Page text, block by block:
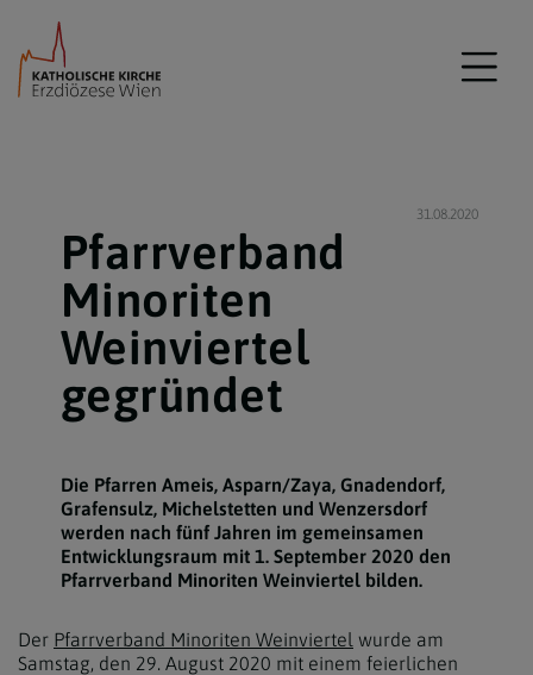
31.08.2020
Pfarrverband
Minoriten
Weinviertel
gegründet
Die Pfarren Ameis, Asparn/Zaya, Gnadendorf,
Grafensulz, Michelstetten und Wenzersdorf
werden nach fünf Jahren im gemeinsamen
Entwicklungsraum mit 1. September 2020 den
Pfarrverband Minoriten Weinviertel bilden.
Der Pfarrverband Minoriten Weinviertel wurde am
Samstag, den 29. August 2020 mit einem feierlichen